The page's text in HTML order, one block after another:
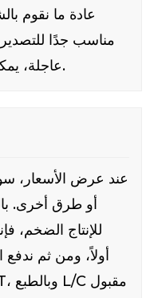
عادة ما نقوم
مناسب جدًا
عاجلة، يمكننا أيضًا الشحن عن طريق الجو.
عند عرض الأسعار،
أولاً، ومن ثم